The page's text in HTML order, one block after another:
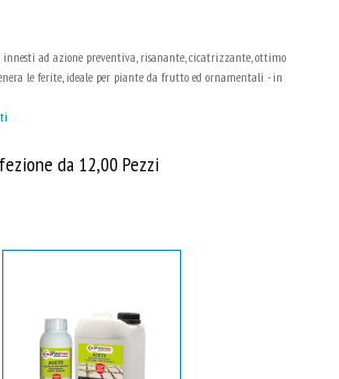
innesti ad azione preventiva, risanante, cicatrizzante, ottimo
le ferite, ideale per piante da frutto ed ornamentali - in
da 12,00 Pezzi